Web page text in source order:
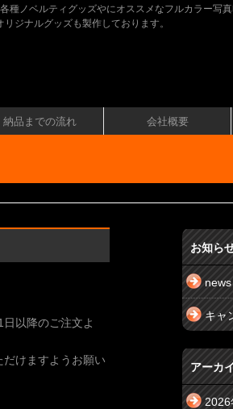
ノベルティグッズやにオススメなフルカラー写
ジナルグッズも製作しております。
納品までの流れ 会社概要
以降のご注文よ
けますようお願い
お知ら
news
キャ
アーカ
2026